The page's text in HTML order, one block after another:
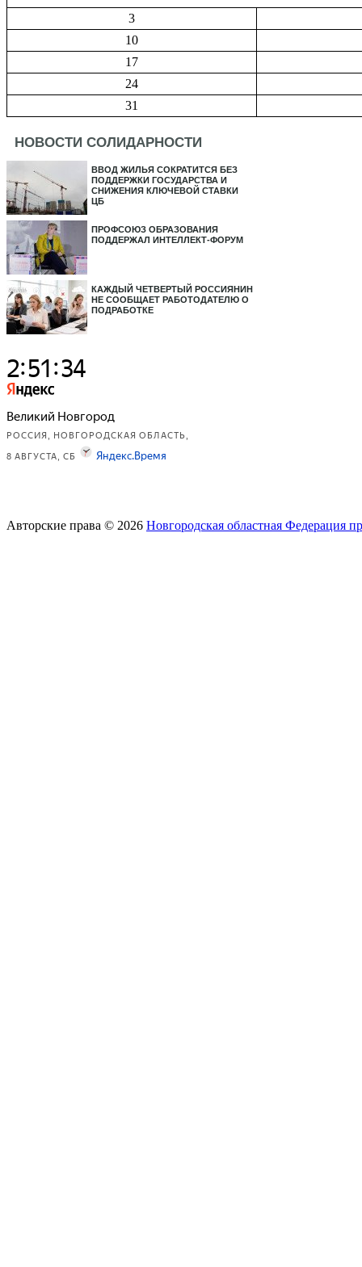
3
10
17
24
31
НОВОСТИ СОЛИДАРНОСТИ
ВВОД ЖИЛЬЯ СОКРАТИТСЯ БЕЗ
ПОДДЕРЖКИ ГОСУДАРСТВА И
СНИЖЕНИЯ КЛЮЧЕВОЙ СТАВКИ
ЦБ
ПРОФСОЮЗ ОБРАЗОВАНИЯ
ПОДДЕРЖАЛ ИНТЕЛЛЕКТ-ФОРУМ
КАЖДЫЙ ЧЕТВЕРТЫЙ РОССИЯНИН
НЕ СООБЩАЕТ РАБОТОДАТЕЛЮ О
ПОДРАБОТКЕ
Авторские права © 2026 Новгородская областная Федерация